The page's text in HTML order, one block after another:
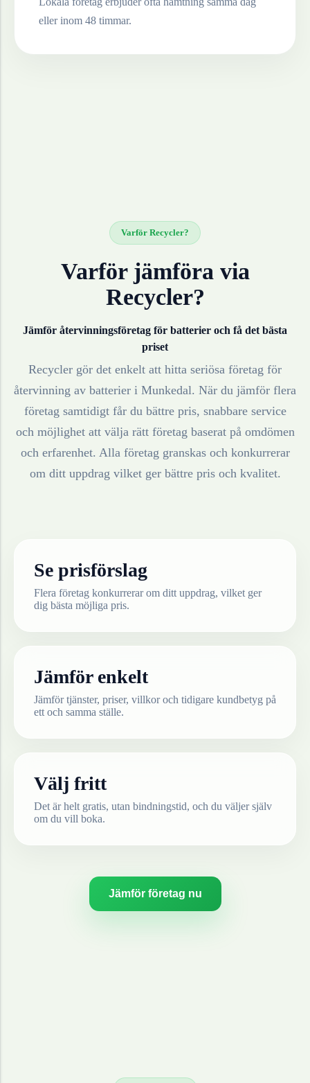
eller inom 48 timmar.
Varför Recycler?
Varför jämföra via
Recycler?
Jämför återvinningsföretag för batterier och få det bästa
priset
Recycler gör det enkelt att hitta seriösa företag för
återvinning av batterier i Munkedal. När du jämför flera
företag samtidigt får du bättre pris, snabbare service
och möjlighet att välja rätt företag baserat på omdömen
och erfarenhet. Alla företag granskas och konkurrerar
om ditt uppdrag vilket ger bättre pris och kvalitet.
Se prisförslag
Flera företag konkurrerar om ditt uppdrag, vilket ger
dig bästa möjliga pris.
Jämför enkelt
Jämför tjänster, priser, villkor och tidigare kundbetyg på
ett och samma ställe.
Välj fritt
Det är helt gratis, utan bindningstid, och du väljer själv
om du vill boka.
Jämför företag nu